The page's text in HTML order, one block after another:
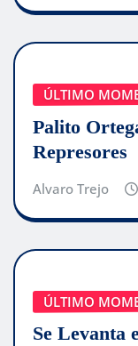
ÚLTIMO
Palito
Represores
Alvaro Trejo
ÚLTIMO
Se Levanta